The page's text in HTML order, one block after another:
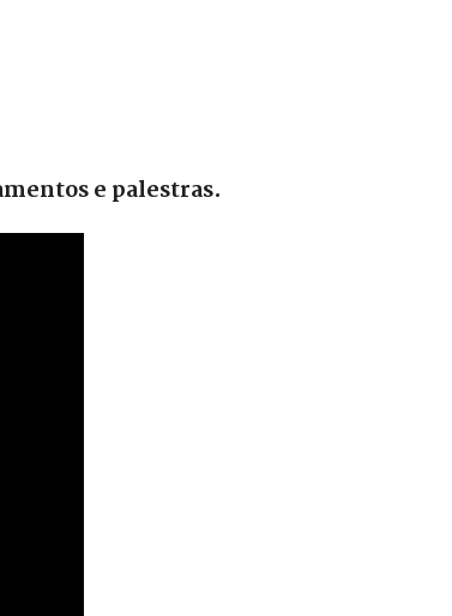
e palestras.